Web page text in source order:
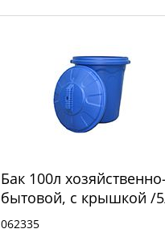
Бак 100л
бытовой, с крышкой /
062335